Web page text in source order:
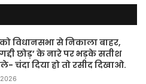
विधानसभा से निकाला बाहर,
गद्दी छोड़’ के नारे पर भड़के सतीश
चंदा दिया हो तो रसीद दिखाओ.